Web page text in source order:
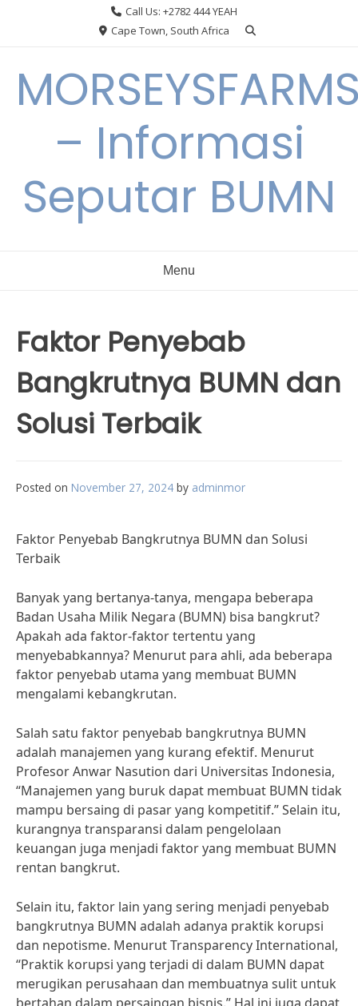
Call Us: +2782 444 YEAH
Cape Town, South Africa
– Informasi
Seputar BUMN
Menu
Faktor Penyebab
Bangkrutnya BUMN dan
Solusi Terbaik
Posted on November 27, 2024 by adminmor
Faktor Penyebab Bangkrutnya BUMN dan Solusi
Terbaik
Banyak yang bertanya-tanya, mengapa beberapa
Badan Usaha Milik Negara (BUMN) bisa bangkrut?
Apakah ada faktor-faktor tertentu yang
menyebabkannya? Menurut para ahli, ada beberapa
faktor penyebab utama yang membuat BUMN
mengalami kebangkrutan.
Salah satu faktor penyebab bangkrutnya BUMN
adalah manajemen yang kurang efektif. Menurut
Profesor Anwar Nasution dari Universitas Indonesia,
“Manajemen yang buruk dapat membuat BUMN tidak
mampu bersaing di pasar yang kompetitif.” Selain itu,
kurangnya transparansi dalam pengelolaan
keuangan juga menjadi faktor yang membuat BUMN
rentan bangkrut.
Selain itu, faktor lain yang sering menjadi penyebab
bangkrutnya BUMN adalah adanya praktik korupsi
dan nepotisme. Menurut Transparency International,
“Praktik korupsi yang terjadi di dalam BUMN dapat
merugikan perusahaan dan membuatnya sulit untuk